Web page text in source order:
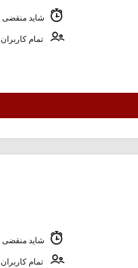
شاید منقضی
تمام کاربران
شاید منقضی
تمام کاربران